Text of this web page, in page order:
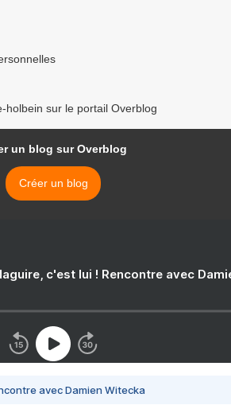
holbein sur le portail Overblog
un blog sur Overblog
Créer un blog
c'est lui ! Rencontre avec
avec Damien Witecka